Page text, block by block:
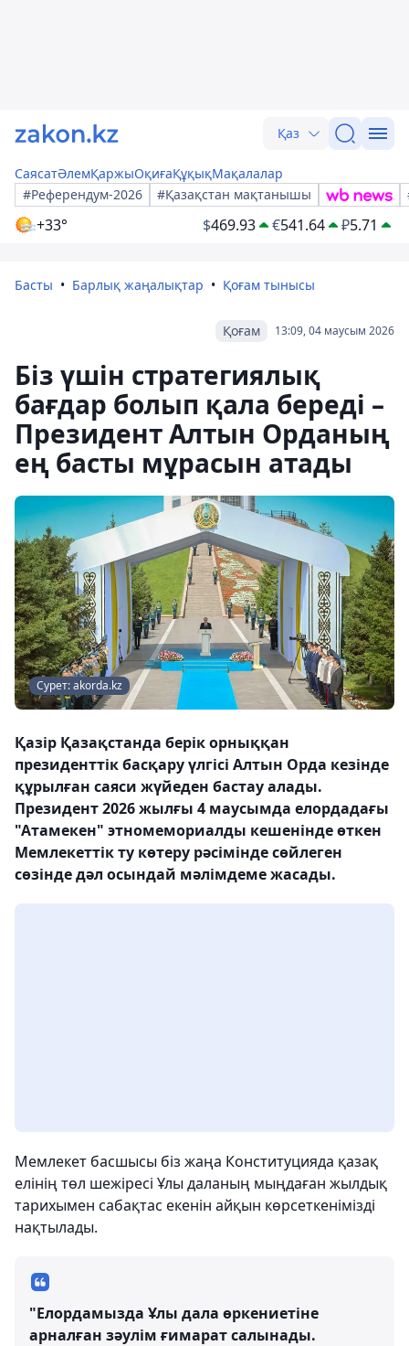
Қаз
СаясатӘлемҚаржыОқиғаҚұқықМақалалар
#Референдум-2026
#Қазақстан мақтанышы
+33° $469.93 €541.64 ₽5.71
Басты Барлық жаңалықтар Қоғам тынысы
13:09, 04 маусым 2026
Қоғам
Біз үшін стратегиялық
бағдар болып қала береді –
Президент Алтын Орданың
ең басты мұрасын атады
Сурет: akorda.kz
Қазір Қазақстанда берік орныққан
президенттік басқару үлгісі Алтын Орда кезінде
құрылған саяси жүйеден бастау алады.
Президент 2026 жылғы 4 маусымда елордадағы
"Атамекен" этномемориалды кешенінде өткен
Мемлекеттік ту көтеру рәсімінде сөйлеген
сөзінде дәл осындай мәлімдеме жасады.
Мемлекет басшысы біз жаңа Конституцияда қазақ
елінің төл шежіресі Ұлы даланың мыңдаған жылдық
тарихымен сабақтас екенін айқын көрсеткенімізді
нақтылады.
"Елордамызда Ұлы дала өркениетіне
арналған зәулім ғимарат салынады.